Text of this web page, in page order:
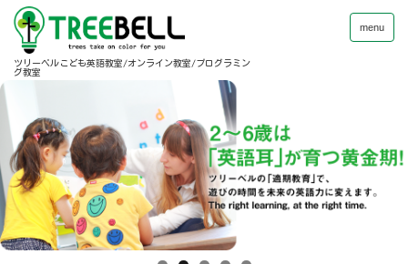
ツリーベルこども英語教室/オンライン教室/プログラミン
グ教室
menu